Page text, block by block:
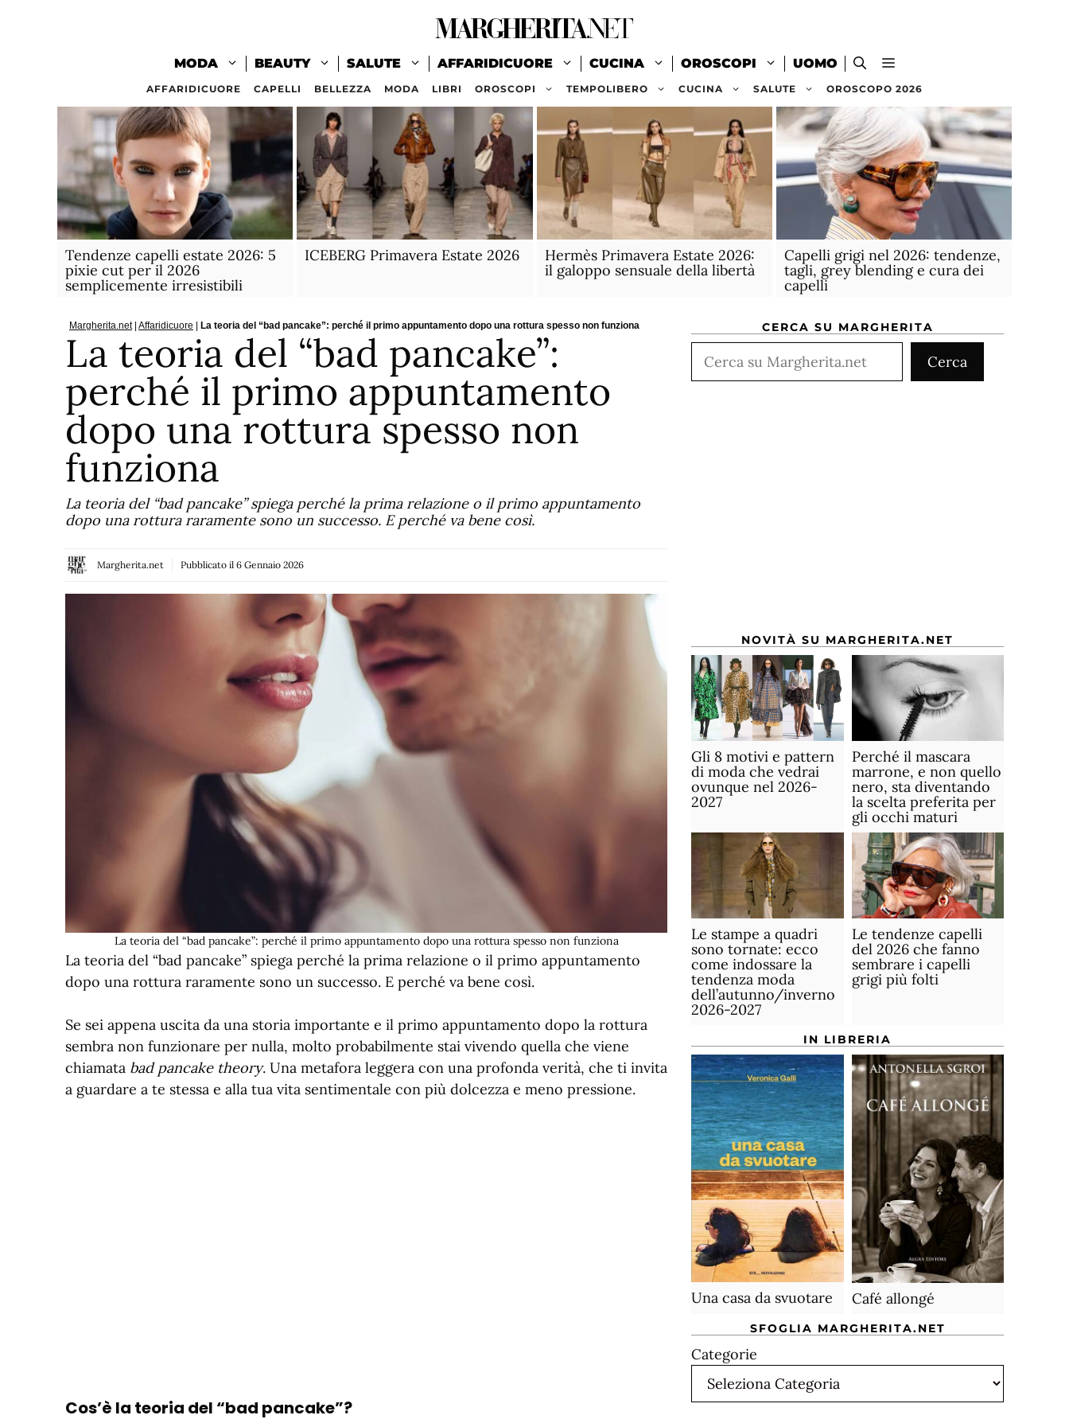
MODA BEAUTY SALUTE AFFARIDICUORE CUCINA OROSCOPI UOMO
AFFARIDICUORE CAPELLI BELLEZZA MODA LIBRI OROSCOPI TEMPOLIBERO CUCINA SALUTE OROSCOPO 2026
Tendenze capelli estate 2026: 5
pixie cut per il 2026
semplicemente irresistibili
ICEBERG Primavera Estate 2026
Hermès Primavera Estate 2026:
il galoppo sensuale della libertà
Capelli grigi nel 2026: tendenze,
tagli, grey blending e cura dei
capelli
Margherita.net| Affaridicuore | La teoria del “bad pancake”: perché il primo appuntamento dopo una rottura spesso non funziona
La teoria del “bad pancake”:
perché il primo appuntamento
dopo una rottura spesso non
funziona
La teoria del “bad pancake” spiega perché la prima relazione o il primo appuntamento
dopo una rottura raramente sono un successo. E perché va bene così.
Margherita.net Pubblicato il 6 Gennaio 2026
La teoria del “bad pancake”: perché il primo appuntamento dopo una rottura spesso non funziona
La teoria del “bad pancake” spiega perché la prima relazione o il primo appuntamento
dopo una rottura raramente sono un successo. E perché va bene così.
Se sei appena uscita da una storia importante e il primo appuntamento dopo la rottura
sembra non funzionare per nulla, molto probabilmente stai vivendo quella che viene
chiamata bad pancake theory. Una metafora leggera con una profonda verità, che ti invita
a guardare a te stessa e alla tua vita sentimentale con più dolcezza e meno pressione.
Cos’è la teoria del “bad pancake”?
CERCA SU MARGHERITA
Cerca
Cerca
NOVITÀ SU MARGHERITA.NET
Gli 8 motivi e pattern
di moda che vedrai
ovunque nel 2026-
2027
Perché il mascara
marrone, e non quello
nero, sta diventando
la scelta preferita per
gli occhi maturi
Le stampe a quadri
sono tornate: ecco
come indossare la
tendenza moda
dell’autunno/inverno
2026-2027
Le tendenze capelli
del 2026 che fanno
sembrare i capelli
grigi più folti
IN LIBRERIA
Una casa da svuotare Café allongé
SFOGLIA MARGHERITA.NET
Categorie